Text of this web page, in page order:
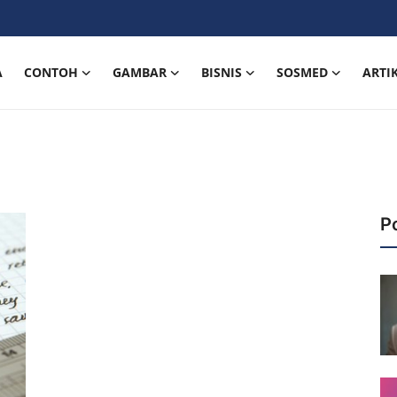
CONTOH GAMBAR BISNIS SOSMED